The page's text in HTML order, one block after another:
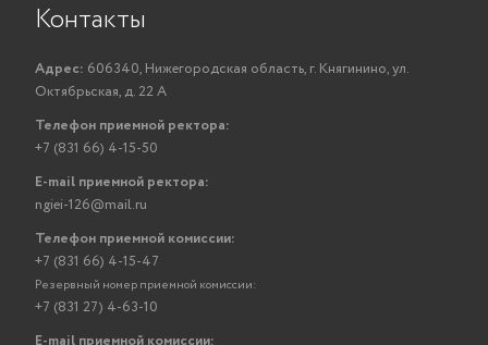
Контакты
Адрес: 606340, Нижегородская область, г. Княгинино, ул.
Октябрьская, д. 22 А
Телефон приемной ректора:
+7 (831 66) 4-15-50
E-mail приемной ректора:
ngiei-126@mail.ru
Телефон приемной комиссии:
+7 (831 66) 4-15-47
Резервный номер приемной комиссии:
+7 (831 27) 4-63-10